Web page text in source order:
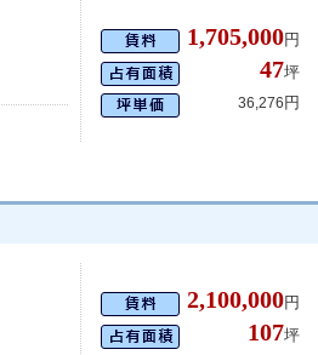
1,705,000円
47坪
36,276 円
2,100,000円
107坪